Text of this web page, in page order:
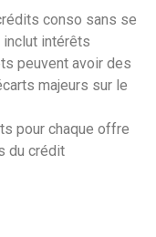
conso sans se
intérêts
peuvent avoir des
majeurs sur le
pour chaque offre
du crédit